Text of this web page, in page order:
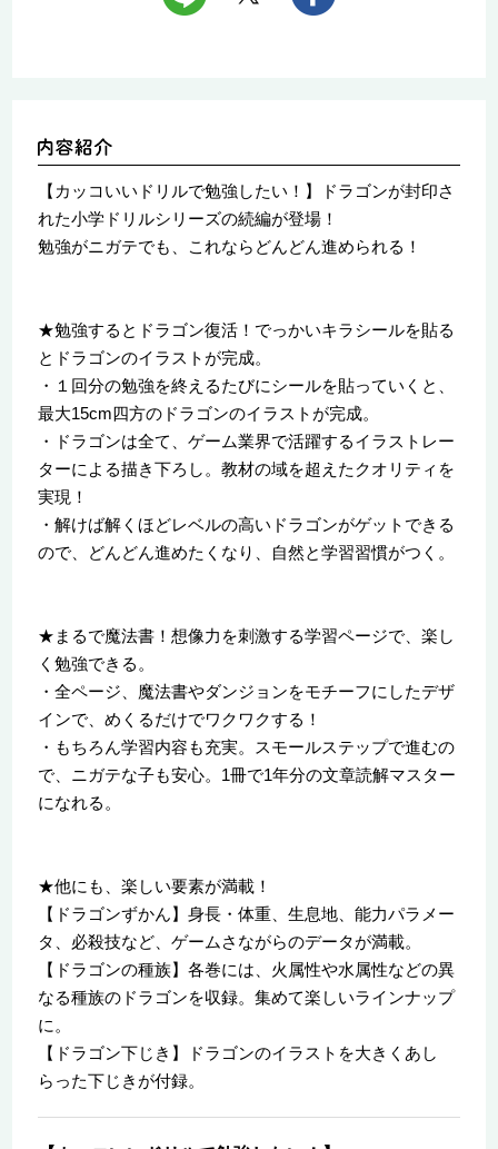
【カッコいいドリルで勉強したい！】ドラゴンが封印さ
れた小学ドリルシリーズの続編が登場！
勉強がニガテでも、これならどんどん進められる！
★勉強するとドラゴン復活！でっかいキラシールを貼る
とドラゴンのイラストが完成。
・１回分の勉強を終えるたびにシールを貼っていくと、
最大15cm四方のドラゴンのイラストが完成。
・ドラゴンは全て、ゲーム業界で活躍するイラストレー
ターによる描き下ろし。教材の域を超えたクオリティを
実現！
・解けば解くほどレベルの高いドラゴンがゲットできる
ので、どんどん進めたくなり、自然と学習習慣がつく。
★まるで魔法書！想像力を刺激する学習ページで、楽し
く勉強できる。
・全ページ、魔法書やダンジョンをモチーフにしたデザ
インで、めくるだけでワクワクする！
・もちろん学習内容も充実。スモールステップで進むの
で、ニガテな子も安心。1冊で1年分の文章読解マスター
になれる。
★他にも、楽しい要素が満載！
【ドラゴンずかん】身長・体重、生息地、能力パラメー
タ、必殺技など、ゲームさながらのデータが満載。
【ドラゴンの種族】各巻には、火属性や水属性などの異
なる種族のドラゴンを収録。集めて楽しいラインナップ
に。
【ドラゴン下じき】ドラゴンのイラストを大きくあし
らった下じきが付録。